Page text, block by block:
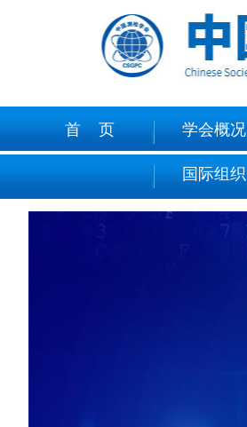
首 页 学会概况
国际组织